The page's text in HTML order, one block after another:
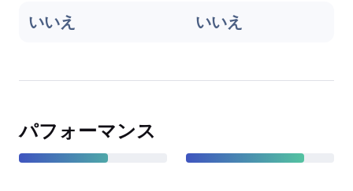
いいえ いいえ
パフォーマンス